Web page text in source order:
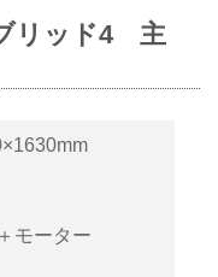
リッド4 主
モーター